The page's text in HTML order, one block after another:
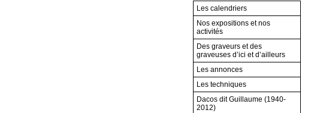
Les calendriers
Nos expositions et nos
activités
Des graveurs et des
graveuses d’ici et d’ailleurs
Les annonces
Les techniques
Dacos dit Guillaume (1940-
2012)